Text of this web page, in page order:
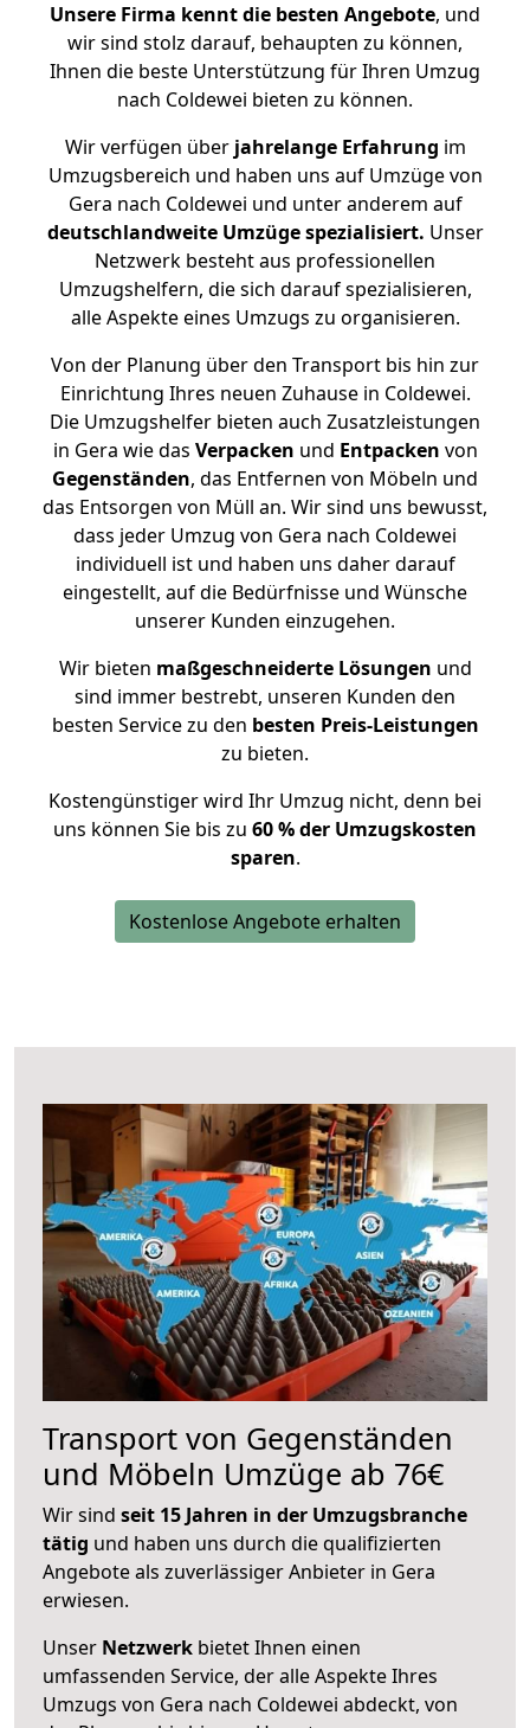
Unsere Firma kennt die besten Angebote, und
wir sind stolz darauf, behaupten zu können,
Ihnen die beste Unterstützung für Ihren Umzug
nach Coldewei bieten zu können.
Wir verfügen überjahrelange Erfahrung im
Umzugsbereich und haben uns auf Umzüge von
Gera nach Coldewei und unter anderem auf
deutschlandweite Umzüge spezialisiert. Unser
Netzwerk besteht aus professionellen
Umzugshelfern, die sich darauf spezialisieren,
alle Aspekte eines Umzugs zu organisieren.
Von der Planung über den Transport bis hin zur
Einrichtung Ihres neuen Zuhause in Coldewei.
Die Umzugshelfer bieten auch Zusatzleistungen
in Gera wie das Verpacken und Entpacken von
Gegenständen, das Entfernen von Möbeln und
das Entsorgen von Müll an. Wir sind uns bewusst,
dass jeder Umzug von Gera nach Coldewei
individuell ist und haben uns daher darauf
eingestellt, auf die Bedürfnisse und Wünsche
unserer Kunden einzugehen.
Wir bieten maßgeschneiderte Lösungen und
sind immer bestrebt, unseren Kunden den
besten Service zu den besten Preis-Leistungen
zu bieten.
Kostengünstiger wird Ihr Umzug nicht, denn bei
uns können Sie bis zu 60 % der Umzugskosten
sparen.
Kostenlose Angebote erhalten
Transport von Gegenständen
und Möbeln Umzüge ab 76€
Wir sind seit 15 Jahren in der Umzugsbranche
tätig und haben uns durch die qualifizierten
Angebote als zuverlässiger Anbieter in Gera
erwiesen.
Unser Netzwerk bietet Ihnen einen
umfassenden Service, der alle Aspekte Ihres
Umzugs von Gera nach Coldewei abdeckt, von